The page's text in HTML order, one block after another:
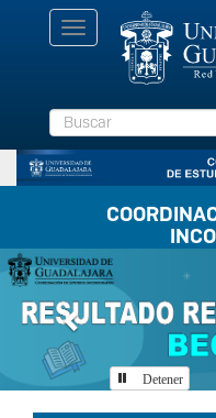
Toggle
navigation
Buscar
Previous
Detener